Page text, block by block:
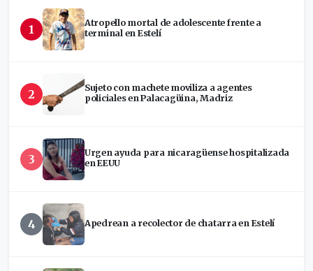
1
Atropello mortal de adolescente frente a
terminal en Estelí
2
Sujeto con machete moviliza a agentes
policiales en Palacagüina, Madriz
3
Urgen ayuda para nicaragüense hospitalizada
en EEUU
4 Apedrean a recolector de chatarra en Estelí